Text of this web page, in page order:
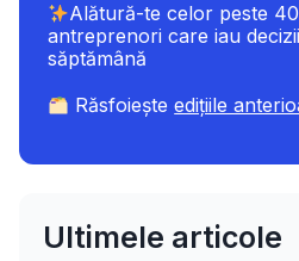
Alătură-te celor peste
antreprenori care iau
săptămână
Răsfoieșteedițiile
Ultimele articole